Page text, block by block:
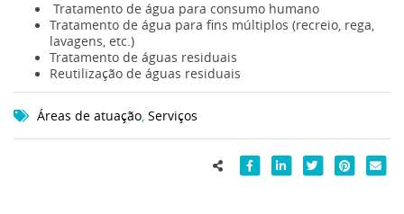
Tratamento de água para consumo humano
Tratamento de água para fins múltiplos (recreio, rega,
lavagens, etc.)
Tratamento de águas residuais
Reutilização de águas residuais
Áreas de atuação, Serviços